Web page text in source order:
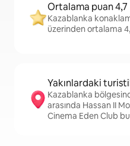
Ortalama puan 4,7
Kazablanka
üzerinden ortalama
Yakınlardaki
Kazablanka
arasında Hassan II
Cinema Eden Club